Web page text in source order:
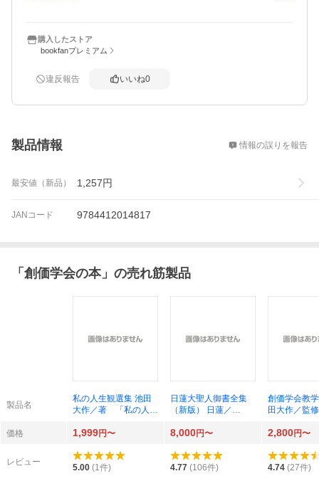
購入したストア
bookfanプレミアム
違反報告 いいね0
製品情報 情報の誤りを報告
最安値（新品） 1,257円
JANコード 9784412014817
「 創価学会の本」の売れ筋製品
製品名
私の人生観選集 池田
大作／著 「私の人生
編
日蓮大聖人御書全集
（新版） 日蓮／
修 『日蓮大聖人御書
／編
創価学会教
田大作／監
員会／編
価格 1,999円〜 8,000円〜 2,800円〜
レビュー
5.00 (1 件) 4.77 (106件) 4.74 (27件)